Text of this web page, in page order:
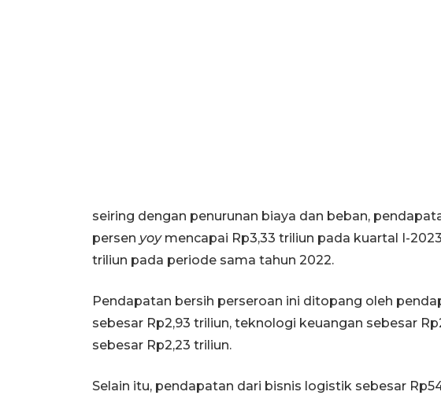
seiring dengan penurunan biaya dan beban,
persen yoymencapai Rp3,33 triliun pada kuartal I-
triliun pada periode sama tahun 2022.
Pendapatan bersih perseroan ini ditopang oleh
sebesar Rp2,93 triliun, teknologi keuangan sebesar
sebesar Rp2,23 triliun.
Selain itu, pendapatan dari bisnis logistik sebesar